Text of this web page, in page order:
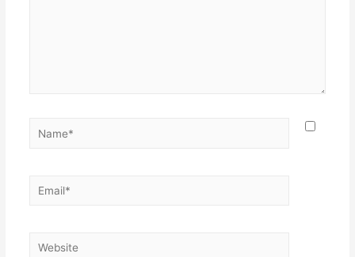
Name*
Email*
Website